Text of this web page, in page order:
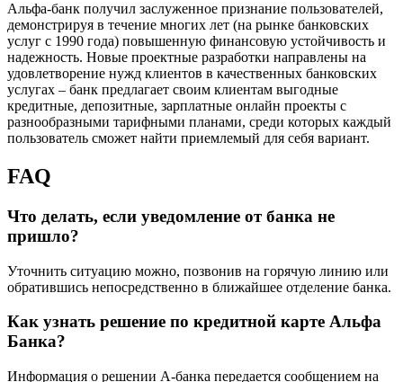
Альфа-банк получил заслуженное признание пользователей,
демонстрируя в течение многих лет (на рынке банковских
услуг с 1990 года) повышенную финансовую устойчивость и
надежность. Новые проектные разработки направлены на
удовлетворение нужд клиентов в качественных банковских
услугах – банк предлагает своим клиентам выгодные
кредитные, депозитные, зарплатные онлайн проекты с
разнообразными тарифными планами, среди которых каждый
пользователь сможет найти приемлемый для себя вариант.
FAQ
Что делать, если уведомление от банка не
пришло?
Уточнить ситуацию можно, позвонив на горячую линию или
обратившись непосредственно в ближайшее отделение банка.
Как узнать решение по кредитной карте Альфа
Банка?
Информация о решении А-банка передается сообщением на